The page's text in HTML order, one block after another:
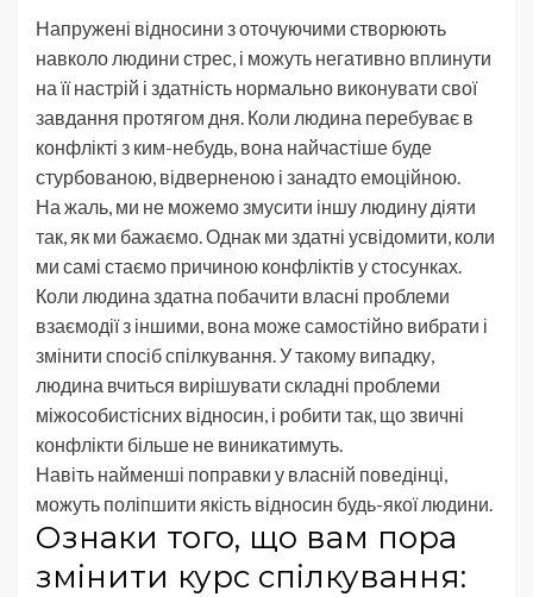
Напружені відносини з оточуючими створюють
навколо людини стрес, і можуть негативно вплинути
на її настрій і здатність нормально виконувати свої
завдання протягом дня. Коли людина перебуває в
конфлікті з ким-небудь, вона найчастіше буде
стурбованою, відверненою і занадто емоційною.
На жаль, ми не можемо змусити іншу людину діяти
так, як ми бажаємо. Однак ми здатні усвідомити, коли
ми самі стаємо причиною конфліктів у стосунках.
Коли людина здатна побачити власні проблеми
взаємодії з іншими, вона може самостійно вибрати і
змінити спосіб спілкування. У такому випадку,
людина вчиться вирішувати складні проблеми
міжособистісних відносин, і робити так, що звичні
конфлікти більше не виникатимуть.
Навіть найменші поправки у власній поведінці,
можуть поліпшити якість відносин будь-якої людини.
Ознаки того, що вам пора
змінити курс спілкування: